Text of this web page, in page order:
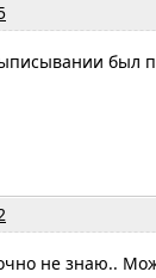
был
не знаю..